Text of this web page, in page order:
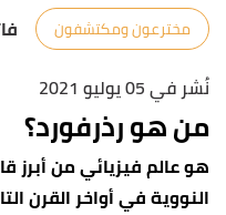
مخترعون ومكتشفون
نُشر في 05 يوليو 2021
من هو رذرفورد؟
هو عالم فيزيائي من أبرز
النووية في أواخر القرن